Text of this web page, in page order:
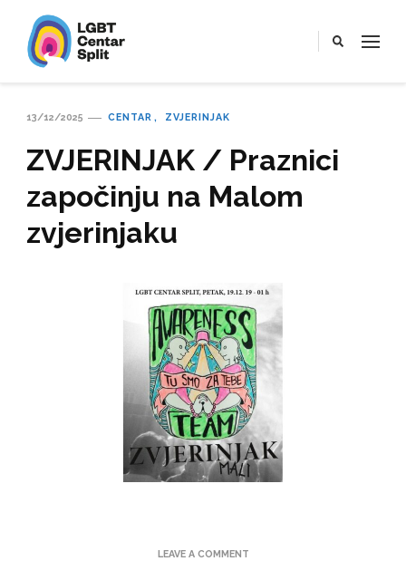
LGBT Centar Split
Službena web stranica LGBT centra Split, Croatia
13/12/2025 CENTAR ZVJERINJAK
ZVJERINJAK / Praznici
započinju na Malom
zvjerinjaku
LEAVE A COMMENTON